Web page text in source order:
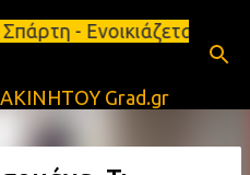
περιεχόμενο
Grad.gr